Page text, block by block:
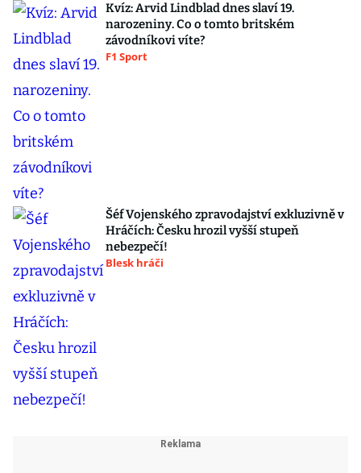
Kvíz: Arvid Lindblad dnes slaví 19.
narozeniny. Co o tomto britském
závodníkovi víte?
F1 Sport
Šéf Vojenského zpravodajství exkluzivně v
Hráčích: Česku hrozil vyšší stupeň
nebezpečí!
Blesk hráči